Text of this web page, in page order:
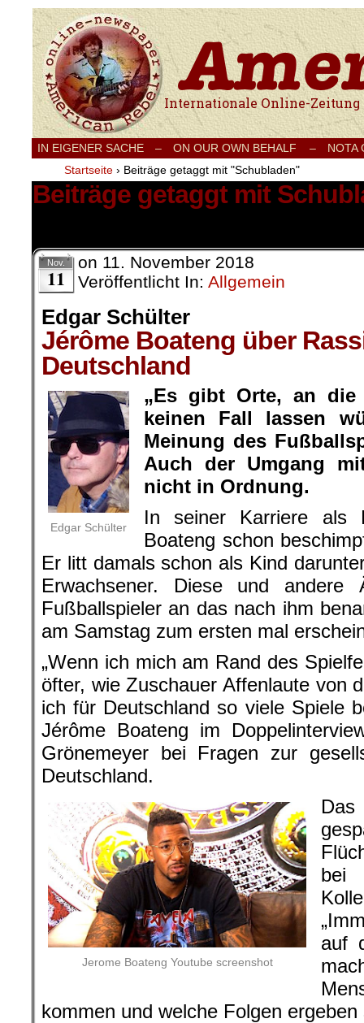
Internationale Onlinezeitung für Frieden,
IN EIGENER SACHE – ON OUR OWN BEHALF –
NOTA
Startseite › Beiträge getaggt mit "Schubladen"
Beiträge getaggt mit
Nov.
11
on 11. November 2018
Veröffentlicht In: Allgemein
Edgar Schülter
Jérôme Boateng über
Deutschland
Edgar Schülter
„Es gibt Orte, an
keinen Fall lassen
Meinung des
Auch der Umgang
nicht in Ordnung.
In seiner Karriere als
Boateng schon
Er litt damals schon als Kind
Erwachsener. Diese und andere
Fußballspieler an das nach ihm
am Samstag zum ersten mal
„Wenn ich mich am Rand des
öfter, wie Zuschauer Affenlaute von
ich für Deutschland so viele Spiele
Jérôme Boateng im
Grönemeyer bei Fragen zur
Deutschland.
Jerome Boateng Youtube screenshot
auf
kommen und welche Folgen ergeben